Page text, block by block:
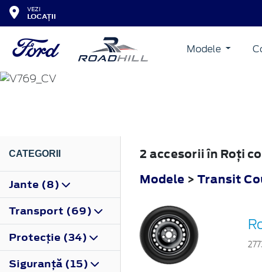
VEZI
LOCAȚII
Modele
TRANSIT COURIER
CATEGORII
Jante (8)
Transport (69)
Protecţie (34)
Siguranţă (15)
2 accesorii în Roţi
Modele > Transit